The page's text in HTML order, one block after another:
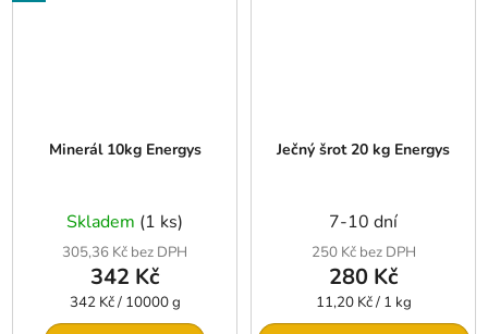
Minerál 10kg Energys
Skladem (1 ks)
305,36 Kč bez DPH
342 Kč
Měrná
cena:
342 Kč / 10000 g
Ječný šrot 20 kg Energys
7-10 dní
250 Kč bez DPH
280 Kč
Měrná
cena:
11,20 Kč / 1 kg